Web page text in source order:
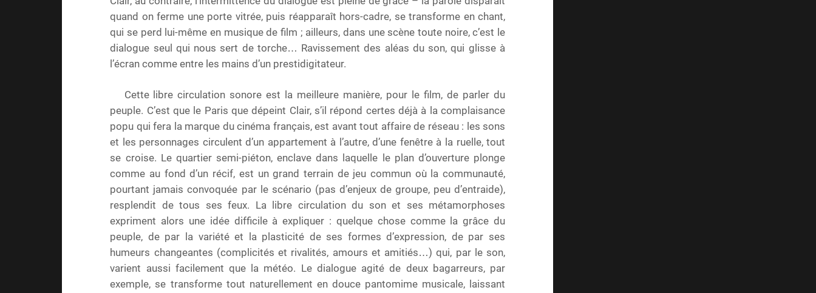
quand on ferme une porte vitrée, puis réapparaît hors-cadre, se transforme en chant,
qui se perd lui-même en musique de film ; ailleurs, dans une scène toute noire, c’est le
dialogue seul qui nous sert de torche… Ravissement des aléas du son, qui glisse à
l’écran comme entre les mains d’un prestidigitateur.
Cette libre circulation sonore est la meilleure manière, pour le film, de parler du
peuple. C’est que le Paris que dépeint Clair, s’il répond certes déjà à la complaisance
popu qui fera la marque du cinéma français, est avant tout affaire de réseau : les sons
et les personnages circulent d’un appartement à l’autre, d’une fenêtre à la ruelle, tout
se croise. Le quartier semi-piéton, enclave dans laquelle le plan d’ouverture plonge
comme au fond d’un récif, est un grand terrain de jeu commun où la communauté,
pourtant jamais convoquée par le scénario (pas d’enjeux de groupe, peu d’entraide),
resplendit de tous ses feux. La libre circulation du son et ses métamorphoses
expriment alors une idée difficile à expliquer : quelque chose comme la grâce du
peuple, de par la variété et la plasticité de ses formes d’expression, de par ses
humeurs changeantes (complicités et rivalités, amours et amitiés…) qui, par le son,
varient aussi facilement que la météo. Le dialogue agité de deux bagarreurs, par
exemple, se transforme tout naturellement en douce pantomime musicale, laissant